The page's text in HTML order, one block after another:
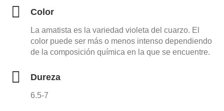
Color
La amatista es la variedad violeta del cuarzo. El
color puede ser más o menos intenso dependiendo
de la composición química en la que se encuentre.
Dureza
6.5-7